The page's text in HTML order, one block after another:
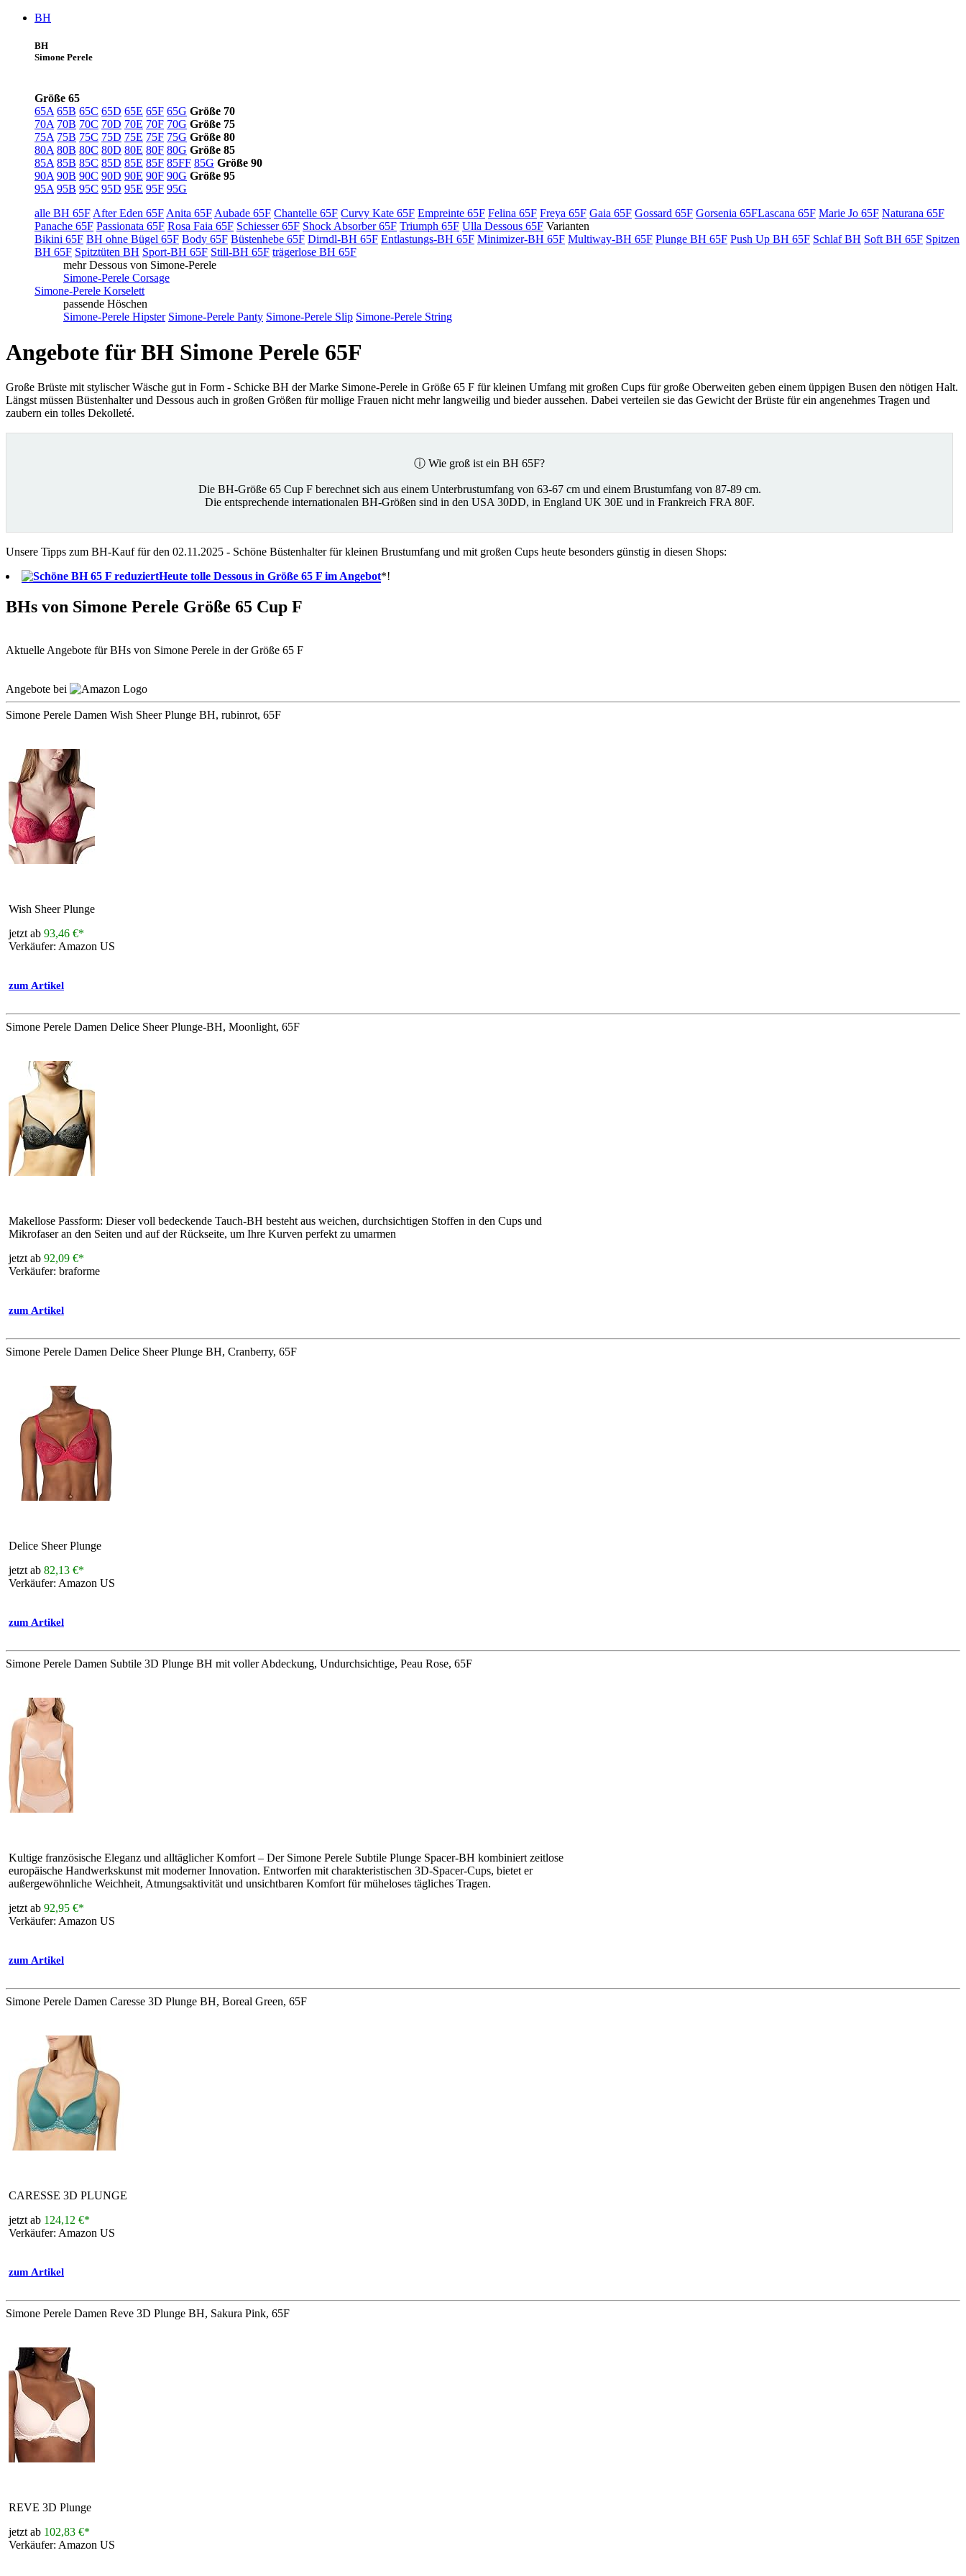
BH
BH
Simone Perele
Größe 65
65A 65B 65C 65D 65E 65F 65G Größe 70
70A 70B 70C 70D 70E 70F 70G Größe 75
75A 75B 75C 75D 75E 75F 75G Größe 80
80A 80B 80C 80D 80E 80F 80G Größe 85
85A 85B 85C 85D 85E 85F 85FF 85G Größe 90
90A 90B 90C 90D 90E 90F 90G Größe 95
95A 95B 95C 95D 95E 95F 95G
alle BH 65F After Eden 65F Anita 65F Aubade 65F Chantelle 65F Curvy Kate 65F Empreinte 65F Felina 65F Freya 65F Gaia 65F Gossard 65F Gorsenia 65FLascana 65F Marie Jo 65F Naturana 65F
Panache 65F Passionata 65F Rosa Faia 65F Schiesser 65F Shock Absorber 65F Triumph 65F Ulla Dessous 65F Varianten
Bikini 65F BH ohne Bügel 65F Body 65F Büstenhebe 65F Dirndl-BH 65F Entlastungs-BH 65F Minimizer-BH 65F Multiway-BH 65F Plunge BH 65F Push Up BH 65F Schlaf BH Soft BH 65F Spitzen
BH 65F Spitztüten BH Sport-BH 65F Still-BH 65F trägerlose BH 65F
mehr Dessous von Simone-Perele
Simone-Perele Corsage
Simone-Perele Korselett
passende Höschen
Simone-Perele Hipster Simone-Perele Panty Simone-Perele Slip Simone-Perele String
Angebote für BH Simone Perele 65F
Große Brüste mit stylischer Wäsche gut in Form - Schicke BH der Marke Simone-Perele in Größe 65 F für kleinen Umfang mit großen Cups für große Oberweiten geben einem üppigen Busen den nötigen Halt.
Längst müssen Büstenhalter und Dessous auch in großen Größen für mollige Frauen nicht mehr langweilig und bieder aussehen. Dabei verteilen sie das Gewicht der Brüste für ein angenehmes Tragen und
zaubern ein tolles Dekolleté.
ⓘ Wie groß ist ein BH 65F?
Die BH-Größe 65 Cup F berechnet sich aus einem Unterbrustumfang von 63-67 cm und einem Brustumfang von 87-89 cm.
Die entsprechende internationalen BH-Größen sind in den USA 30DD, in England UK 30E und in Frankreich FRA 80F.
Unsere Tipps zum BH-Kauf für den 02.11.2025 - Schöne Büstenhalter für kleinen Brustumfang und mit großen Cups heute besonders günstig in diesen Shops:
Heute tolle Dessous in Größe 65 F im Angebot*!
BHs von Simone Perele Größe 65 Cup F
Aktuelle Angebote für BHs von Simone Perele in der Größe 65 F
Angebote bei
Simone Perele Damen Wish Sheer Plunge BH, rubinrot, 65F
Wish Sheer Plunge
jetzt ab 93,46 €*
Verkäufer: Amazon US
zum Artikel
Simone Perele Damen Delice Sheer Plunge-BH, Moonlight, 65F
Makellose Passform: Dieser voll bedeckende Tauch-BH besteht aus weichen, durchsichtigen Stoffen in den Cups und
Mikrofaser an den Seiten und auf der Rückseite, um Ihre Kurven perfekt zu umarmen
jetzt ab 92,09 €*
Verkäufer: braforme
zum Artikel
Simone Perele Damen Delice Sheer Plunge BH, Cranberry, 65F
Delice Sheer Plunge
jetzt ab 82,13 €*
Verkäufer: Amazon US
zum Artikel
Simone Perele Damen Subtile 3D Plunge BH mit voller Abdeckung, Undurchsichtige, Peau Rose, 65F
Kultige französische Eleganz und alltäglicher Komfort – Der Simone Perele Subtile Plunge Spacer-BH kombiniert zeitlose
europäische Handwerkskunst mit moderner Innovation. Entworfen mit charakteristischen 3D-Spacer-Cups, bietet er
außergewöhnliche Weichheit, Atmungsaktivität und unsichtbaren Komfort für müheloses tägliches Tragen.
jetzt ab 92,95 €*
Verkäufer: Amazon US
zum Artikel
Simone Perele Damen Caresse 3D Plunge BH, Boreal Green, 65F
CARESSE 3D PLUNGE
jetzt ab 124,12 €*
Verkäufer: Amazon US
zum Artikel
Simone Perele Damen Reve 3D Plunge BH, Sakura Pink, 65F
REVE 3D Plunge
jetzt ab 102,83 €*
Verkäufer: Amazon US